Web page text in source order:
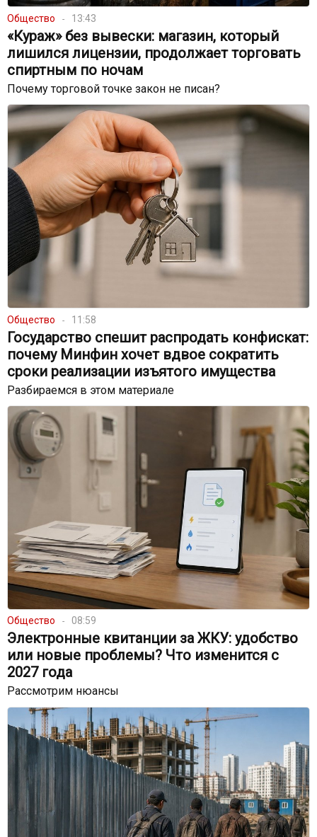
Общество 13:43
«Кураж» без вывески: магазин, который
лишился лицензии, продолжает торговать
спиртным по ночам
Почему торговой точке закон не писан?
Общество 11:58
Государство спешит распродать конфискат:
почему Минфин хочет вдвое сократить
сроки реализации изъятого имущества
Разбираемся в этом материале
Общество 08:59
Электронные квитанции за ЖКУ: удобство
или новые проблемы? Что изменится с
2027 года
Рассмотрим нюансы